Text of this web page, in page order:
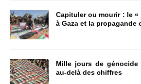
Capituler ou mourir : le
à Gaza et la propagande
Mille jours de génocide
au-delà des chiffres